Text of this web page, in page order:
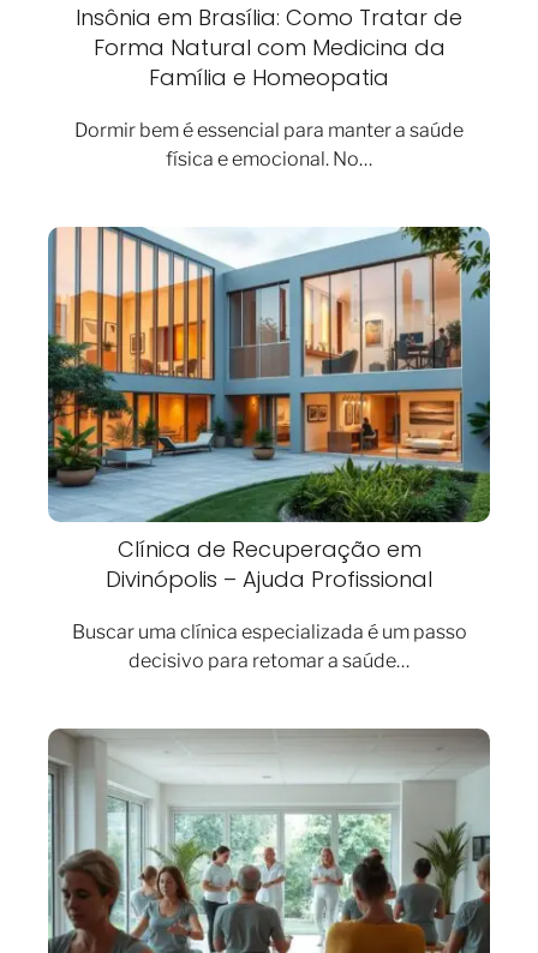
Insônia em Brasília: Como Tratar de
Forma Natural com Medicina da
Família e Homeopatia
Dormir bem é essencial para manter a saúde
física e emocional. No…
Clínica de Recuperação em
Divinópolis – Ajuda Profissional
Buscar uma clínica especializada é um passo
decisivo para retomar a saúde…